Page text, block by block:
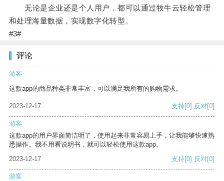
无论是企业还是个人用户，都可以通过牧牛云轻松管理
和处理海量数据，实现数字化转型。
#3#
评论
游客
这款app的商品种类非常丰富，可以满足我所有的购物需求。
2023-12-17 支持[0] 反对[0]
游客
这款app的用户界面简洁明了，使用起来非常容易上手，让我能够快速熟
悉操作。我不用看说明书，就可以轻松使用这款app。
2023-12-17
支持[0] 反对[0]
游客